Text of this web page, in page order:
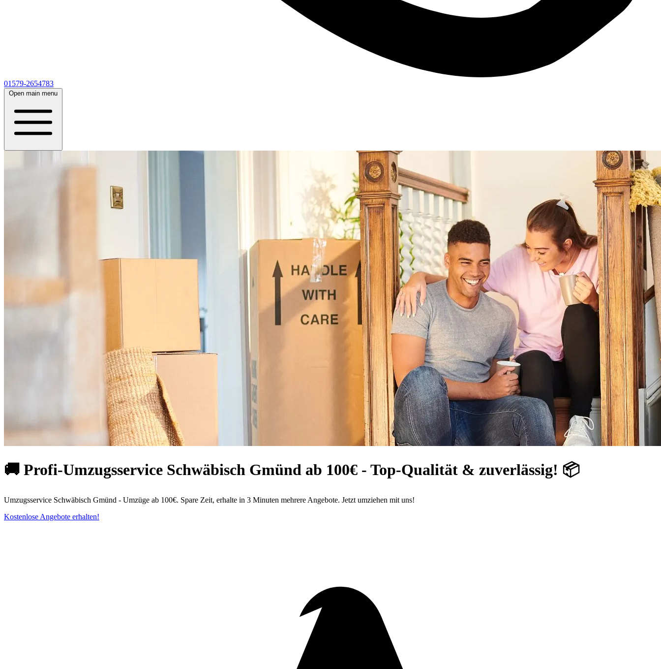
01579-2654783
Open main menu
🚚 Profi-Umzugsservice Schwäbisch Gmünd ab 100€ - Top-Qualität & zuverlässig! 📦
Umzugsservice Schwäbisch Gmünd - Umzüge ab 100€. Spare Zeit, erhalte in 3 Minuten mehrere Angebote. Jetzt umziehen mit uns!
Kostenlose Angebote erhalten!